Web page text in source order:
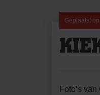
Geplaatst op
Foto’s